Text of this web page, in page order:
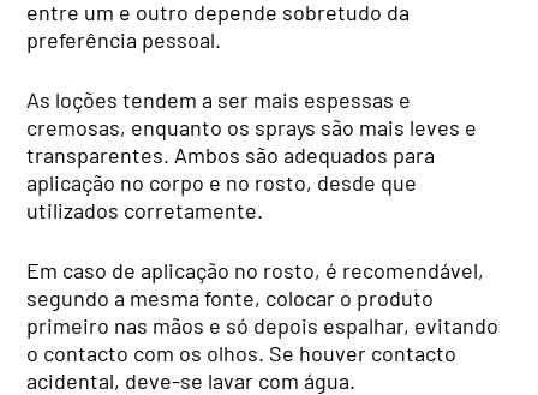
entre um e outro depende sobretudo da
preferência pessoal.
As loções tendem a ser mais espessas e
cremosas, enquanto os sprays são mais leves e
transparentes. Ambos são adequados para
aplicação no corpo e no rosto, desde que
utilizados corretamente.
Em caso de aplicação no rosto, é recomendável,
segundo a mesma fonte, colocar o produto
primeiro nas mãos e só depois espalhar, evitando
o contacto com os olhos. Se houver contacto
acidental, deve-se lavar com água.